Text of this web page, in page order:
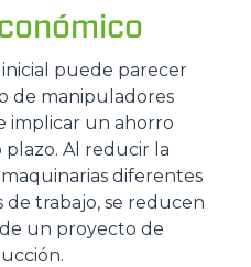
puede parecer
de manipuladores
implicar un ahorro
Al reducir la
diferentes
de trabajo, se reducen
un proyecto de